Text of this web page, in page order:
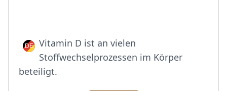
Vitamin D ist an vielen
Stoffwechselprozessen im Körper
beteiligt.